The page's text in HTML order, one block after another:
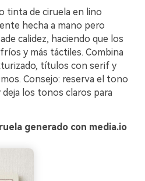
tinta de ciruela en lino
hecha a mano pero
calidez, haciendo que los
y más táctiles. Combina
títulos con serif y
Consejo: reserva el tono
los tonos claros para
generado con media.io